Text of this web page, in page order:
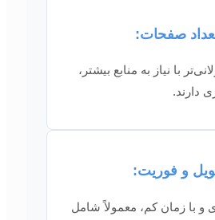
با نیاز به منابع بیشتر،
دارند.
و با زمان کم، معمولاً شامل